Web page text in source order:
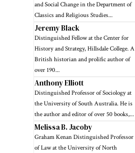
and Social Change in the Department of
Classics and Religious Studies...
Jeremy Black
Distinguished Fellow at the Center for
History and Strategy, Hillsdale College. A
British historian and prolific author of
over 190...
Anthony Elliott
Distinguished Professor of Sociology at
the University of South Australia. He is
the author and editor of over 50 books,...
Melissa B. Jacoby
Graham Kenan Distinguished Professor
of Law at the University of North